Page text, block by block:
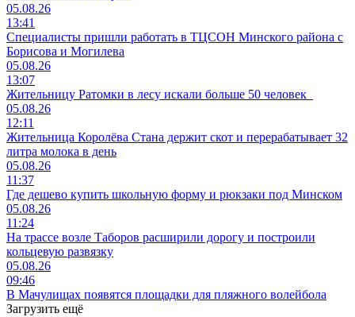
05.08.26
13:41
Специалисты пришли работать в ТЦСОН Минского района с
Борисова и Могилева
05.08.26
13:07
Жительницу Ратомки в лесу искали больше 50 человек
05.08.26
12:11
Жительница Королёва Стана держит скот и перерабатывает 32
литра молока в день
05.08.26
11:37
Где дешево купить школьную форму и рюкзаки под Минском
05.08.26
11:24
На трассе возле Таборов расширили дорогу и построили
кольцевую развязку
05.08.26
09:46
В Мачулищах появятся площадки для пляжного волейбола
Загрузить ещё